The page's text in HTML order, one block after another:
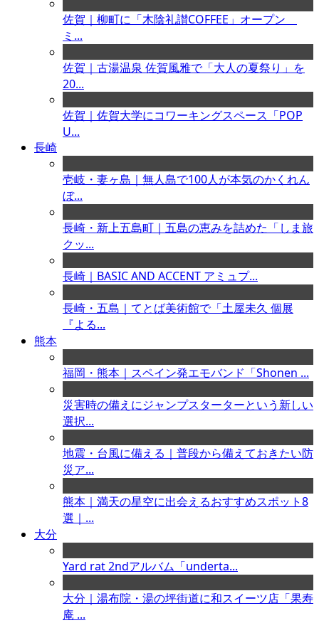
佐賀｜柳町に「木陰礼讃COFFEE」オープン
ミ...
佐賀｜古湯温泉 佐賀風雅で「大人の夏祭り」を
20...
佐賀｜佐賀大学にコワーキングスペース「POP
U...
長崎
壱岐・妻ヶ島｜無人島で100人が本気のかくれん
ぼ...
長崎・新上五島町｜五島の恵みを詰めた「しま旅
クッ...
長崎｜BASIC AND ACCENT アミュプ...
長崎・五島｜てとば美術館で「土屋未久 個展
『よる...
熊本
福岡・熊本｜スペイン発エモバンド「Shonen ...
災害時の備えにジャンプスターターという新しい
選択...
地震・台風に備える｜普段から備えておきたい防
災ア...
熊本｜満天の星空に出会えるおすすめスポット8
選｜...
大分
Yard rat 2ndアルバム「underta...
大分｜湯布院・湯の坪街道に和スイーツ店「果寿
庵 ...